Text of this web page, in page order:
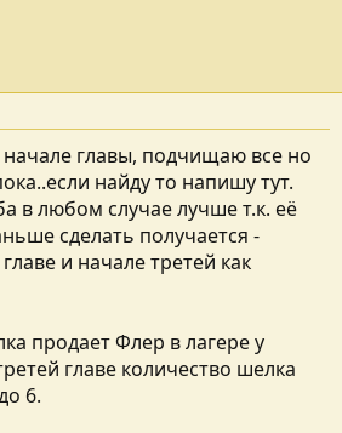
начале главы, подчищаю все но
найду то напишу тут.
в любом случае лучше т.к. её
сделать получается -
и начале третей как
продает Флер в лагере у
главе количество шелка
6.